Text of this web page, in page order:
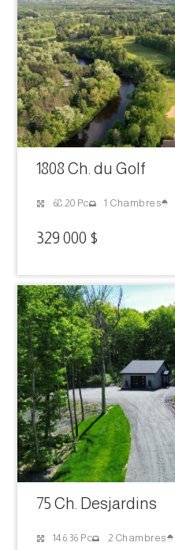
1808 Ch. du Golf
68.20 Pc 1 Chambres
329 000 $
75 Ch. Desjardins
146.36 Pc 2 Chambres